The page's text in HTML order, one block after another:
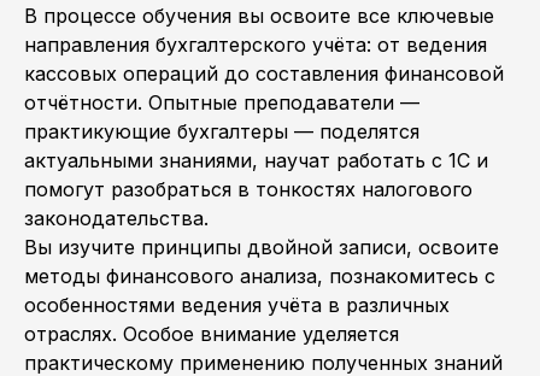
В процессе обучения вы освоите все ключевые
направления бухгалтерского учёта: от ведения
кассовых операций до составления финансовой
отчётности. Опытные преподаватели —
практикующие бухгалтеры — поделятся
актуальными знаниями, научат работать с 1С и
помогут разобраться в тонкостях налогового
законодательства.
Вы изучите принципы двойной записи, освоите
методы финансового анализа, познакомитесь с
особенностями ведения учёта в различных
отраслях. Особое внимание уделяется
практическому применению полученных знаний